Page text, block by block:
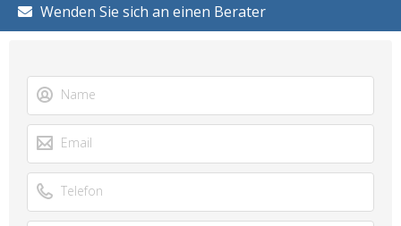
Wenden Sie sich an einen Berater